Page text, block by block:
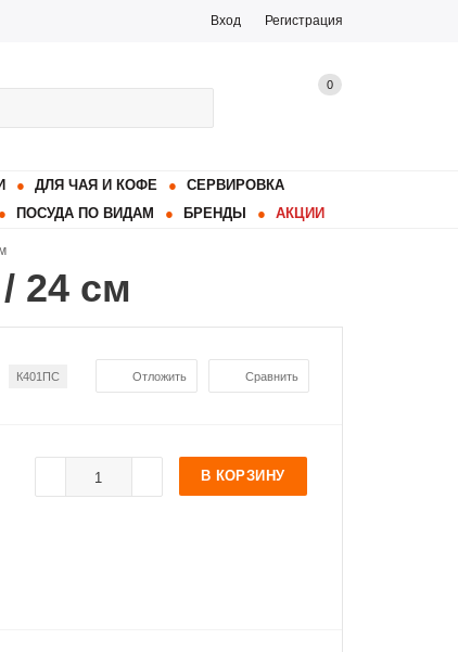
Вход Регистрация
0
ДЛЯ ЧАЯ И КОФЕ
СЕРВИРОВКА
ПОСУДА ПО ВИДАМ БРЕНДЫ АКЦИИ
24 см
Отложить Сравнить
К401ПС
В КОРЗИНУ